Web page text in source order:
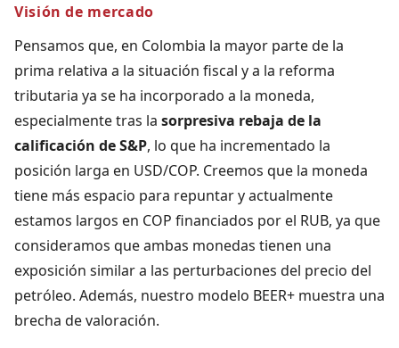
Visión de mercado
Pensamos que, en Colombia la mayor parte de la
prima relativa a la situación fiscal y a la reforma
tributaria ya se ha incorporado a la moneda,
especialmente tras la sorpresiva rebaja de la
calificación de S&P, lo que ha incrementado la
posición larga en USD/COP. Creemos que la moneda
tiene más espacio para repuntar y actualmente
estamos largos en COP financiados por el RUB, ya que
consideramos que ambas monedas tienen una
exposición similar a las perturbaciones del precio del
petróleo. Además, nuestro modelo BEER+ muestra una
brecha de valoración.